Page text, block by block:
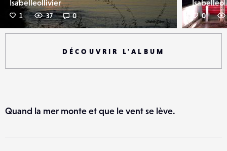
Isabelleollivier
1 37 0 0
DÉCOUVRIR L'ALBUM
Quand la mer monte et que le vent se lève.